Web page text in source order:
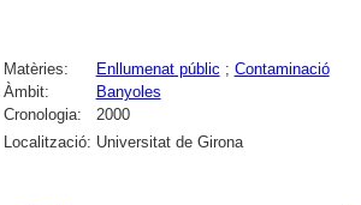
Matèries: Enllumenat públic ; Contaminació
Àmbit:
Banyoles
Cronologia:
2000
Localització: Universitat de Girona